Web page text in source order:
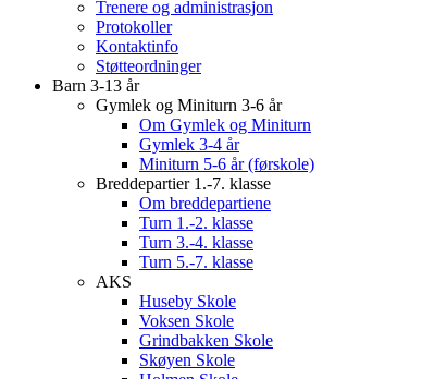
Trenere og administrasjon
Protokoller
Kontaktinfo
Støtteordninger
Barn 3-13 år
Gymlek og Miniturn 3-6 år
Om Gymlek og Miniturn
Gymlek 3-4 år
Miniturn 5-6 år (førskole)
Breddepartier 1.-7. klasse
Om breddepartiene
Turn 1.-2. klasse
Turn 3.-4. klasse
Turn 5.-7. klasse
AKS
Huseby Skole
Voksen Skole
Grindbakken Skole
Skøyen Skole